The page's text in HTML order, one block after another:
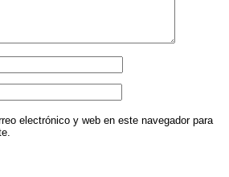
electrónico y web en este navegador para